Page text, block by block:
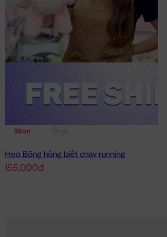
35cm
Heo Bông hồng biết chạy running
155,000đ